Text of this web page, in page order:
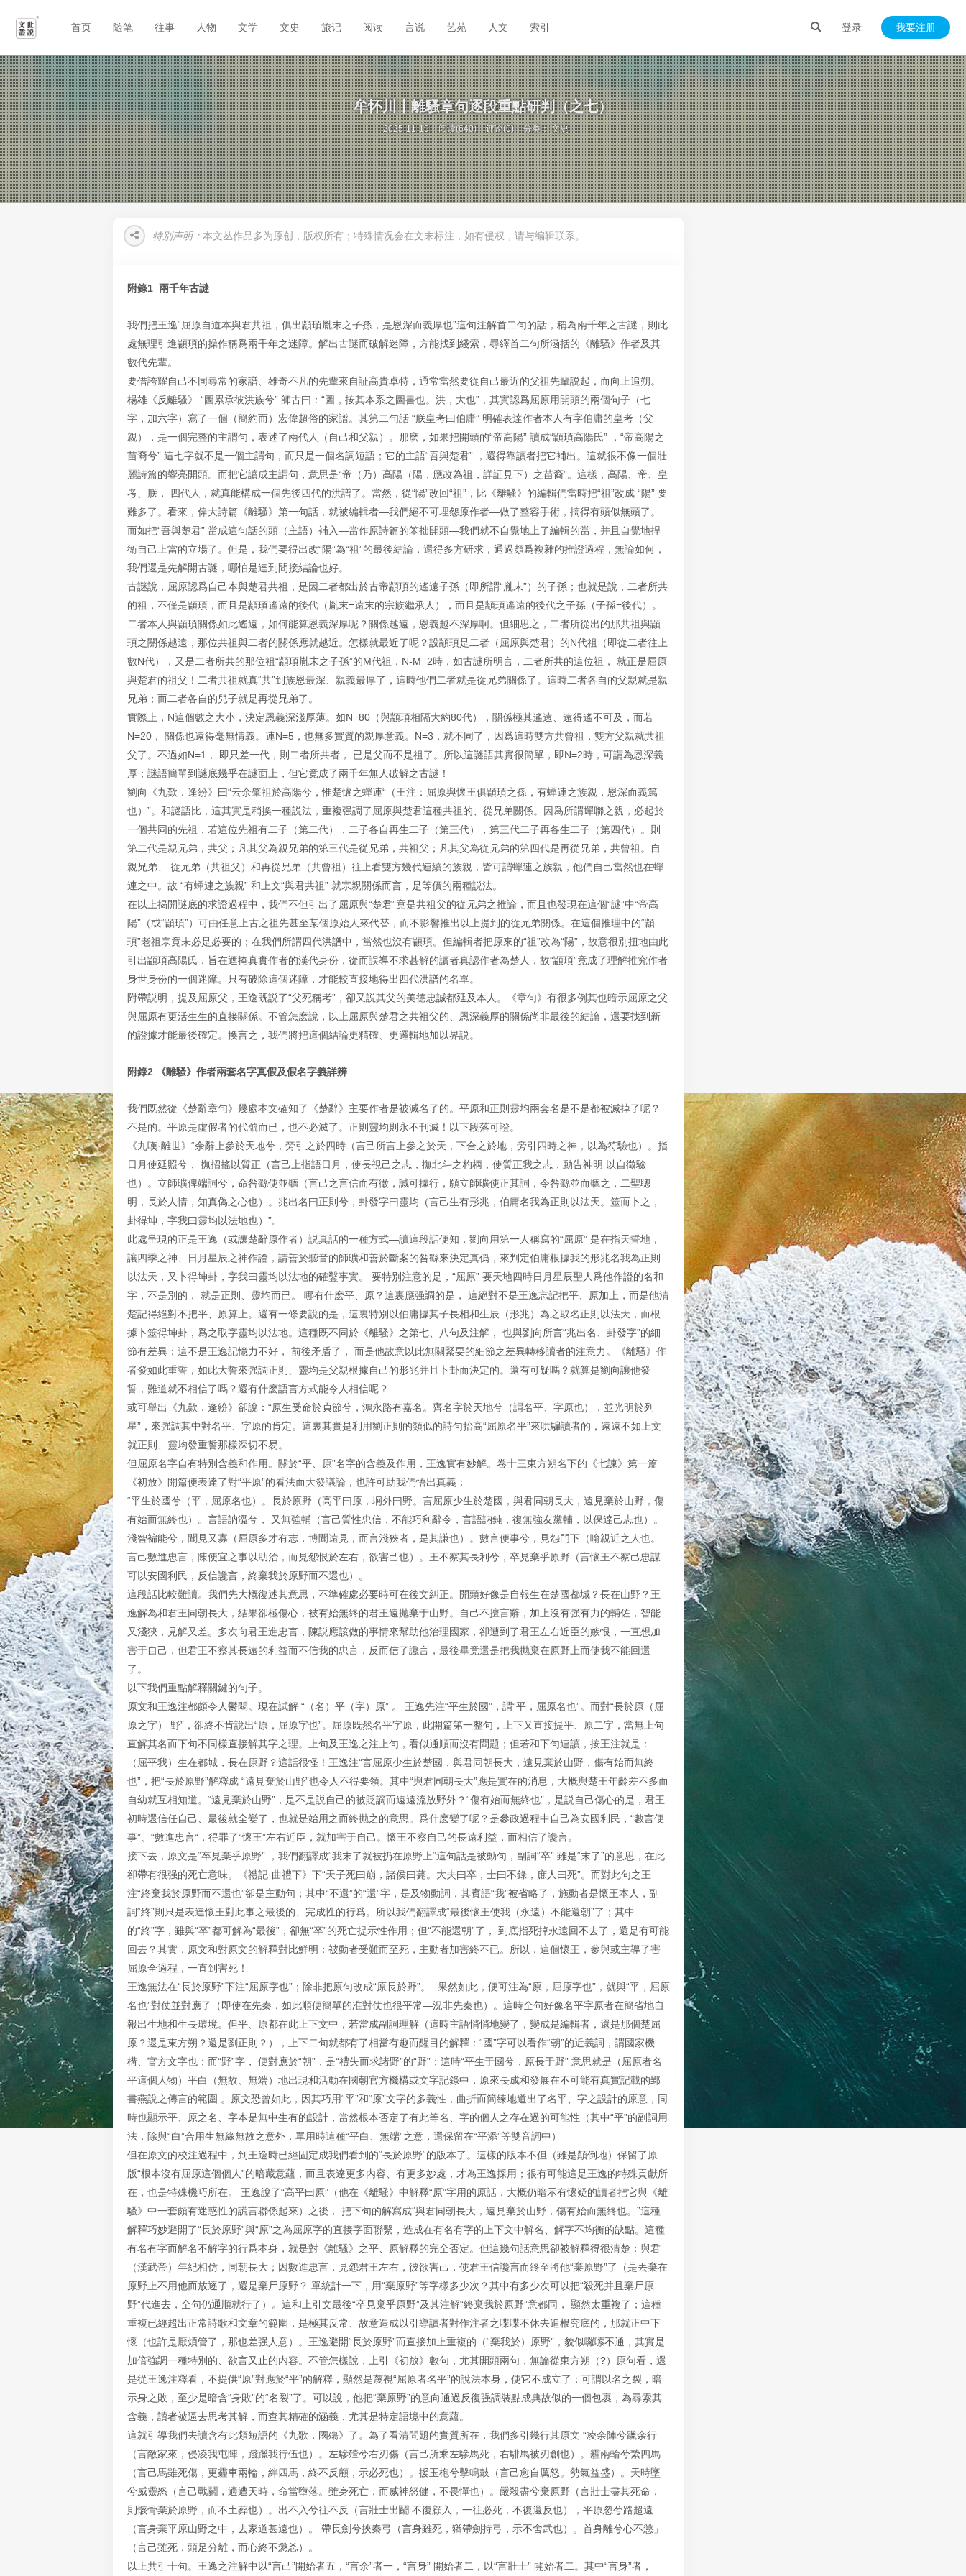
登录 我要注册
首页 随笔 往事 人物 文学 文史 旅记 阅读 言说 艺苑 人文 索引
牟怀川丨離騷章句逐段重點研判（之七）
2025-11-19 阅读(640) 评论(0) 分类：文史
特别声明： 本文丛作品多为原创，版权所有；特殊情况会在文末标注，如有侵权，请与编辑联系。
附錄1 兩千年古謎
我們把王逸“屈原自道本與君共祖，俱出顓頊胤末之子孫，是恩深而義厚也”這句注解首二句的話，稱為兩千年之古謎，則此
處無理引進顓頊的操作稱爲兩千年之迷障。解出古謎而破解迷障，方能找到綫索，尋繹首二句所涵括的《離騷》作者及其
數代先輩。
要借誇耀自己不同尋常的家譜、雄奇不凡的先輩來自証高貴卓特，通常當然要從自己最近的父祖先輩説起，而向上追朔。
楊雄《反離騷》 “圖累承彼洪族兮” 師古曰：“圖，按其本系之圖書也。洪，大也”，其實認爲屈原用開頭的兩個句子（七
字，加六字）寫了一個（簡約而）宏偉超俗的家譜。其第二句話 “朕皇考曰伯庸” 明確表達作者本人有字伯庸的皇考（父
親），是一個完整的主謂句，表述了兩代人（自己和父親）。那麽，如果把開頭的“帝高陽” 讀成“顓頊高陽氏” ，“帝高陽之
苗裔兮” 這七字就不是一個主謂句，而只是一個名詞短語；它的主語“吾與楚君” ，還得靠讀者把它補出。這就很不像一個壯
麗詩篇的響亮開頭。而把它讀成主謂句，意思是“帝（乃）高陽（陽，應改為祖，詳証見下）之苗裔”。這樣，高陽、帝、皇
考、朕， 四代人，就真能構成一個先後四代的洪譜了。當然，從“陽”改回“祖”，比《離騷》的編輯們當時把“祖”改成 “陽” 要
難多了。看來，偉大詩篇《離騷》第一句話，就被編輯者—我們絕不可埋怨原作者—做了整容手術，搞得有頭似無頭了。
而如把“吾與楚君” 當成這句話的頭（主語）補入—當作原詩篇的笨拙開頭—我們就不自覺地上了編輯的當，并且自覺地捍
衛自己上當的立場了。但是，我們要得出改“陽”為“祖”的最後結論，還得多方研求，通過頗爲複雜的推證過程，無論如何，
我們還是先解開古謎，哪怕是達到間接結論也好。
古謎說，屈原認爲自己本與楚君共祖，是因二者都出於古帝顓頊的遙遠子孫（即所謂“胤末”）的子孫；也就是說，二者所共
的祖，不僅是顓頊，而且是顓頊遙遠的後代（胤末=遠末的宗族繼承人），而且是顓頊遙遠的後代之子孫（子孫=後代）。
二者本人與顓頊關係如此遙遠，如何能算恩義深厚呢？關係越遠，恩義越不深厚啊。但細思之，二者所從出的那共祖與顓
頊之關係越遠，那位共祖與二者的關係應就越近。怎樣就最近了呢？設顓頊是二者（屈原與楚君）的N代祖（即從二者往上
數N代），又是二者所共的那位祖“顓頊胤末之子孫”的M代祖，N-M=2時，如古謎所明言，二者所共的這位祖， 就正是屈原
與楚君的祖父！二者共祖就真“共”到族恩最深、親義最厚了，這時他們二者就是從兄弟關係了。這時二者各自的父親就是親
兄弟；而二者各自的兒子就是再從兄弟了。
實際上，N這個數之大小，決定恩義深淺厚薄。如N=80（與顓頊相隔大約80代），關係極其遙遠、遠得遙不可及，而若
N=20， 關係也遠得毫無情義。連N=5，也無多實質的親厚意義。N=3，就不同了，因爲這時雙方共曾祖，雙方父親就共祖
父了。不過如N=1， 即只差一代，則二者所共者， 已是父而不是祖了。所以這謎語其實很簡單，即N=2時，可謂為恩深義
厚；謎語簡單到謎底幾乎在謎面上，但它竟成了兩千年無人破解之古謎！
劉向《九歎．逢紛》曰“云余肇祖於高陽兮，惟楚懷之蟬連“（王注：屈原與懷王俱顓頊之孫，有蟬連之族親，恩深而義篤
也）”。和謎語比，這其實是稍換一種説法，重複强調了屈原與楚君這種共祖的、從兄弟關係。因爲所謂蟬聯之親，必起於
一個共同的先祖，若這位先祖有二子（第二代），二子各自再生二子（第三代），第三代二子再各生二子（第四代）。則
第二代是親兄弟，共父；凡其父為親兄弟的第三代是從兄弟，共祖父；凡其父為從兄弟的第四代是再從兄弟，共曾祖。自
親兄弟、 從兄弟（共祖父）和再從兄弟（共曾祖）往上看雙方幾代連續的族親，皆可謂蟬連之族親，他們自己當然也在蟬
連之中。故 “有蟬連之族親” 和上文“與君共祖” 就宗親關係而言，是等價的兩種説法。
在以上揭開謎底的求證過程中，我們不但引出了屈原與“楚君”竟是共祖父的從兄弟之推論，而且也發現在這個“謎”中“帝高
陽”（或“顓頊”）可由任意上古之祖先甚至某個原始人來代替，而不影響推出以上提到的從兄弟關係。在這個推理中的“顓
頊”老祖宗竟未必是必要的；在我們所謂四代洪譜中，當然也沒有顓頊。但編輯者把原來的“祖”改為“陽”，故意很別扭地由此
引出顓頊高陽氏，旨在遮掩真實作者的漢代身份，從而誤導不求甚解的讀者真認作者為楚人，故“顓頊”竟成了理解推究作者
身世身份的一個迷障。只有破除這個迷障，才能較直接地得出四代洪譜的名單。
附帶説明，提及屈原父，王逸既説了“父死稱考”，卻又説其父的美德忠誠都延及本人。《章句》有很多例其也暗示屈原之父
與屈原有更活生生的直接關係。不管怎麽說，以上屈原與楚君之共祖父的、恩深義厚的關係尚非最後的結論，還要找到新
的證據才能最後確定。換言之，我們將把這個結論更精確、更邏輯地加以界説。
附錄2 《離騷》作者兩套名字真假及假名字義詳辨
我們既然從《楚辭章句》幾處本文確知了《楚辭》主要作者是被滅名了的。平原和正則靈均兩套名是不是都被滅掉了呢？
不是的。平原是虛假者的代號而已，也不必滅了。正則靈均則永不刊滅！以下段落可證。
《九嘆·離世》“余辭上參於天地兮，旁引之於四時（言己所言上參之於天，下合之於地，旁引四時之神，以為符驗也）。指
日月使延照兮， 撫招搖以質正（言己上指語日月，使長視己之志，撫北斗之杓柄，使質正我之志，動告神明 以自徵驗
也）。立師曠俾端詞兮，命咎繇使並聽（言己之言信而有徵，誠可據行，願立師曠使正其詞，令咎繇並而聽之，二聖聰
明，長於人情，知真偽之心也）。兆出名曰正則兮，卦發字曰靈均（言己生有形兆，伯庸名我為正則以法天。筮而卜之，
卦得坤，字我曰靈均以法地也）”。
此處呈現的正是王逸（或讓楚辭原作者）説真話的一種方式—讀這段話便知，劉向用第一人稱寫的“屈原” 是在指天誓地，
讓四季之神、日月星辰之神作證，請善於聽音的師曠和善於斷案的咎繇來決定真僞，來判定伯庸根據我的形兆名我為正則
以法天，又卜得坤卦，字我曰靈均以法地的確鑿事實。 要特別注意的是，“屈原” 要天地四時日月星辰聖人爲他作證的名和
字，不是別的， 就是正則、靈均而已。 哪有什麽平、原？這裏應强調的是， 這絕對不是王逸忘記把平、原加上，而是他清
楚記得絕對不把平、原算上。還有一條要說的是，這裏特別以伯庸據其子長相和生辰（形兆）為之取名正則以法天，而根
據卜筮得坤卦，爲之取字靈均以法地。這種既不同於《離騷》之第七、八句及注解， 也與劉向所言“兆出名、卦發字”的細
節有差異；這不是王逸記憶力不好， 前後矛盾了， 而是他故意以此無關緊要的細節之差異轉移讀者的注意力。《離騷》作
者發如此重誓，如此大誓來强調正則、靈均是父親根據自己的形兆并且卜卦而決定的。還有可疑嗎？就算是劉向讓他發
誓，難道就不相信了嗎？還有什麽語言方式能令人相信呢？
或可舉出《九歎．逢紛》卻說：“原生受命於貞節兮，鴻永路有嘉名。齊名字於天地兮（謂名平、字原也），並光明於列
星”，來强調其中對名平、字原的肯定。這裏其實是利用劉正則的類似的詩句抬高“屈原名平”來哄騙讀者的，遠遠不如上文
就正則、靈均發重誓那樣深切不易。
但屈原名字自有特別含義和作用。關於“平、原”名字的含義及作用，王逸實有妙解。卷十三東方朔名下的《七諫》第一篇
《初放》開篇便表達了對“平原”的看法而大發議論，也許可助我們悟出真義：
“平生於國兮（平，屈原名也）。長於原野（高平曰原，坰外曰野。言屈原少生於楚國，與君同朝長大，遠見棄於山野，傷
有始而無終也）。言語訥澀兮， 又無強輔（言己質性忠信，不能巧利辭令，言語訥鈍，復無強友黨輔，以保達己志也）。
淺智褊能兮，聞見又寡（屈原多才有志，博聞遠見，而言淺狹者，是其謙也）。數言便事兮，見怨門下（喻親近之人也。
言己數進忠言，陳便宜之事以助治，而見怨恨於左右，欲害己也）。王不察其長利兮，卒見棄乎原野（言懷王不察己忠謀
可以安國利民，反信讒言，終棄我於原野而不還也）。
這段話比較難讀。我們先大概復述其意思，不準確處必要時可在後文糾正。開頭好像是自報生在楚國都城？長在山野？王
逸解為和君王同朝長大，結果卻極傷心，被有始無終的君王遠抛棄于山野。自己不擅言辭，加上沒有强有力的輔佐，智能
又淺狹，見解又差。多次向君王進忠言，陳説應該做的事情來幫助他治理國家，卻遭到了君王左右近臣的嫉恨，一直想加
害于自己，但君王不察其長遠的利益而不信我的忠言，反而信了讒言，最後畢竟還是把我抛棄在原野上而使我不能回還
了。
以下我們重點解釋關鍵的句子。
原文和王逸注都頗令人鬱悶。現在試解 “（名）平（字）原” 。 王逸先注“平生於國”，謂“平，屈原名也”。而對“長於原（屈
原之字） 野”，卻終不肯說出“原，屈原字也”。屈原既然名平字原，此開篇第一整句，上下又直接提平、原二字，當無上句
直解其名而下句不同樣直接解其字之理。上句及王逸之注上句，看似通順而沒有問題；但若和下句連讀，按王注就是：
（屈平我）生在都城，長在原野？這話很怪！王逸注“言屈原少生於楚國，與君同朝長大，遠見棄於山野，傷有始而無終
也”，把“長於原野”解釋成 “遠見棄於山野”也令人不得要領。其中“與君同朝長大”應是實在的消息，大概與楚王年齡差不多而
自幼就互相知道。“遠見棄於山野”，是不是説自己的被貶謫而遠遠流放野外？“傷有始而無終也”，是説自己傷心的是，君王
初時還信任自己、最後就全變了，也就是始用之而終抛之的意思。爲什麽變了呢？是參政過程中自己為安國利民，“數言便
事”、“數進忠言“，得罪了“懷王”左右近臣，就加害于自己。懷王不察自己的長遠利益，而相信了讒言。
接下去，原文是“卒見棄乎原野” ，我們翻譯成“我末了就被扔在原野上“這句話是被動句，副詞“卒” 雖是“末了”的意思，在此
卻帶有很强的死亡意味。《禮記·曲禮下》下“天子死曰崩，諸侯曰薨。大夫曰卒，士曰不錄，庶人曰死”。而對此句之王
注“終棄我於原野而不還也”卻是主動句；其中“不還”的“還”字，是及物動詞，其賓語“我”被省略了，施動者是懷王本人，副
詞“終”則只是表達懷王對此事之最後的、完成性的行爲。所以我們翻譯成“最後懷王使我（永遠）不能還朝”了；其中
的“終”字，雖與“卒”都可解為“最後”，卻無“卒”的死亡提示性作用；但“不能還朝”了， 到底指死掉永遠回不去了，還是有可能
回去？其實，原文和對原文的解釋對比鮮明：被動者受難而至死，主動者加害終不已。所以，這個懷王，參與或主導了害
屈原全過程，一直到害死！
王逸無法在“長於原野”下注“屈原字也”；除非把原句改成“原長於野”。─果然如此，便可注為“原，屈原字也”，就與“平，屈原
名也”對仗並對應了（即使在先秦，如此順便簡單的准對仗也很平常—況非先秦也）。這時全句好像名平字原者在簡省地自
報出生地和生長環境。但平、原都在此上下文中，若當成副詞理解（這時主語悄悄地變了，變成是編輯者，還是那個楚屈
原？還是東方朔？還是劉正則？），上下二句就都有了相當有趣而醒目的解釋：“國”字可以看作“朝”的近義詞，謂國家機
構、官方文字也；而“野”字， 便對應於“朝”，是“禮失而求諸野”的“野”；這時“平生于國兮，原長于野” 意思就是（屈原者名
平這個人物）平白（無故、無端）地出現和活動在國朝官方機構或文字記錄中，原來長成和發展在不可能有真實記載的郢
書燕說之傳言的範圍 。原文恐曾如此，因其巧用“平”和“原”文字的多義性，曲折而簡練地道出了名平、字之設計的原意，同
時也顯示平、原之名、字本是無中生有的設計，當然根本否定了有此等名、字的個人之存在過的可能性（其中“平”的副詞用
法，除與“白”合用生無緣無故之意外，單用時這種“平白、無端”之意，還保留在“平添”等雙音詞中）
但在原文的校注過程中，到王逸時已經固定成我們看到的“長於原野“的版本了。這樣的版本不但（雖是顛倒地）保留了原
版“根本沒有屈原這個個人”的暗藏意蘊，而且表達更多内容、有更多妙處，才為王逸採用；很有可能這是王逸的特殊貢獻所
在，也是特殊機巧所在。 王逸說了“高平曰原”（他在《離騷》中解釋“原”字用的原話，大概仍暗示有懷疑的讀者把它與《離
騷》中一套頗有迷惑性的謊言聯係起來）之後， 把下句的解寫成“與君同朝長大，遠見棄於山野，傷有始而無終也。”這種
解釋巧妙避開了“長於原野”與“原”之為屈原字的直接字面聯繫，造成在有名有字的上下文中解名、解字不均衡的缺點。這種
有名有字而解名不解字的行爲本身，就是對《離騷》之平、原解釋的完全否定。但這幾句話意思卻被解釋得很清楚：與君
（漢武帝）年紀相仿，同朝長大；因數進忠言，見怨君王左右，彼欲害己，使君王信讒言而終至將他“棄原野”了（是丟棄在
原野上不用他而放逐了，還是棄尸原野？ 單統計一下，用“棄原野”等字樣多少次？其中有多少次可以把“殺死并且棄尸原
野”代進去，全句仍通順就行了）。這和上引文最後“卒見棄乎原野”及其注解“終棄我於原野”意都同， 顯然太重複了；這種
重複已經超出正常詩歌和文章的範圍，是極其反常、故意造成以引導讀者對作注者之喋喋不休去追根究底的，那就正中下
懷（也許是厭煩管了，那也差强人意）。王逸避開“長於原野”而直接加上重複的（“棄我於）原野”，貌似囉嗦不通，其實是
加倍強調一種特別的、欲言又止的内容。不管怎樣說，上引《初放》數句，尤其開頭兩句，無論從東方朔（?）原句看，還
是從王逸注釋看，不提供“原”對應於“平”的解釋，顯然是蔑視“屈原者名平”的說法本身，使它不成立了；可謂以名之裂，暗
示身之敗，至少是暗含“身敗”的“名裂”了。可以說，他把“棄原野”的意向通過反復强調裝點成典故似的一個包裹，為尋索其
含義，讀者被逼去思考其解，而查其精確的涵義，尤其是特定語境中的意蘊。
這就引導我們去讀含有此類短語的《九歌．國殤》了。為了看清問題的實質所在，我們多引幾行其原文 “凌余陣兮躐余行
（言敵家來，侵凌我屯陣，踐躐我行伍也）。左驂殪兮右刃傷（言己所乘左驂馬死，右騑馬被刃創也）。霾兩輪兮縶四馬
（言己馬雖死傷，更霾車兩輪，絆四馬，終不反顧，示必死也）。援玉枹兮擊鳴鼓（言己愈自厲怒。勢氣益盛）。天時墜
兮威靈怒（言己戰鬬，適遭天時，命當墮落。雖身死亡，而威神怒健，不畏憚也）。嚴殺盡兮棄原野（言壯士盡其死命，
則骸骨棄於原野，而不土葬也）。出不入兮往不反（言壯士出鬬 不復顧入，一往必死，不復還反也），平原忽兮路超遠
（言身棄平原山野之中，去家道甚遠也）。 帶長劍兮挾秦弓（言身雖死，猶帶劍持弓，示不舍武也）。首身離兮心不懲」
（言己雖死，頭足分離，而心終不懲㣻）。
以上共引十句。王逸之注解中以“言己”開始者五，“言余”者一，“言身” 開始者二，以“言壯士” 開始者二。其中“言身”者，